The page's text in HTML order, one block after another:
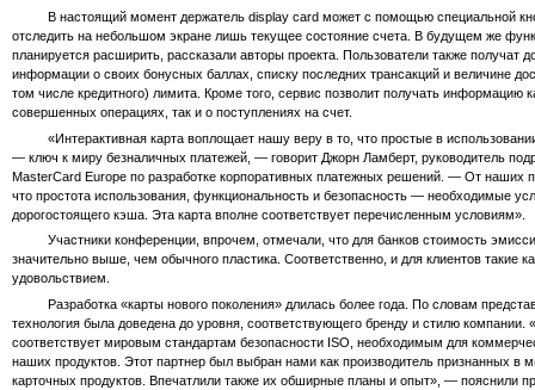
В настоящий момент держатель display card может с помощью специальной
отследить на небольшом экране лишь текущее состояние счета. В будущем же
планируется расширить, рассказали авторы проекта. Пользователи также получат
информации о своих бонусных баллах, списку последних трансакций и величине
том числе кредитного) лимита. Кроме того, сервис позволит получать информацию
совершенных операциях, так и о поступлениях на счет.
«Интерактивная карта воплощает нашу веру в то, что простые в
— ключ к миру безналичных платежей, — говорит Джорн Ламберт, руководитель
MasterCard Europe по разработке корпоративных платежных решений. — От наших
что простота использования, функциональность и безопасность — необходимые
дорогостоящего кэша. Эта карта вполне соответствует перечисленным условиям».
Участники конференции, впрочем, отмечали, что для банков стоимость
значительно выше, чем обычного пластика. Соответственно, и для клиентов такие
удовольствием.
Разработка «карты нового поколения» длилась более года. По словам
технология была доведена до уровня, соответствующего бренду и стилю компании.
соответствует мировым стандартам безопасности ISO, необходимым для
наших продуктов. Этот партнер был выбран нами как производитель признанных в
карточных продуктов. Впечатлили также их обширные планы и опыт», — пояснили